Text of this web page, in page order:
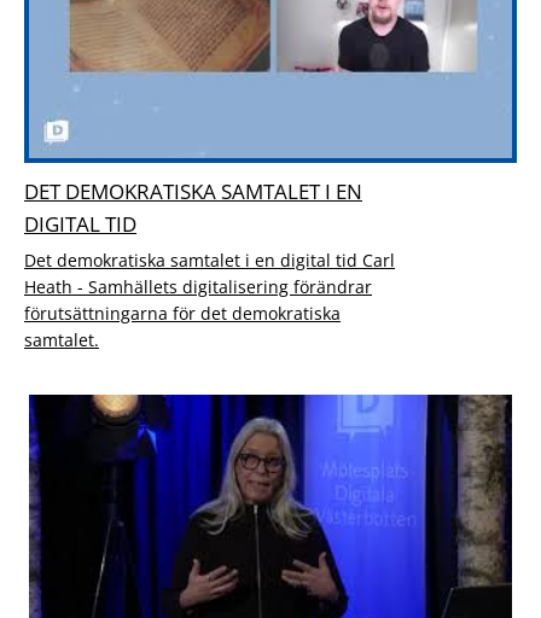
DET DEMOKRATISKA SAMTALET I EN
DIGITAL TID
Det demokratiska samtalet i en digital tid Carl
Heath - Samhällets digitalisering förändrar
förutsättningarna för det demokratiska
samtalet.